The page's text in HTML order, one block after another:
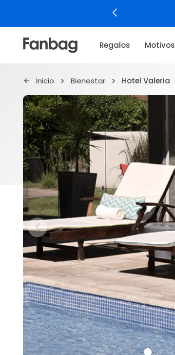
Regalos Motivos
Inicio Bienestar Hotel Valeria